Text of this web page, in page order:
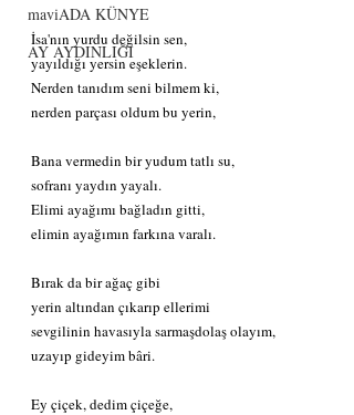
maviADA KÜNYE
AY AYDINLIĞI
İsa'nın yurdu değilsin sen,
yayıldığı yersin eşeklerin.
Nerden tanıdım seni bilmem ki,
nerden parçası oldum bu yerin,
Bana vermedin bir yudum tatlı su,
sofranı yaydın yayalı.
Elimi ayağımı bağladın gitti,
elimin ayağımın farkına varalı.
Bırak da bir ağaç gibi
yerin altından çıkarıp ellerimi
sevgilinin havasıyla sarmaşdolaş olayım,
uzayıp gideyim bâri.
Ey çiçek, dedim çiçeğe,